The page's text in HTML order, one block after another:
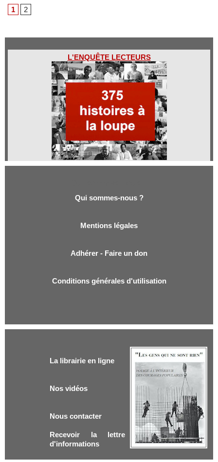
1
2
L'ENQUÊTE LECTEURS
Qui sommes-nous ?
Mentions légales
Adhérer - Faire un don
Conditions générales d'utilisation
La librairie en ligne
Nos vidéos
Nous contacter
Recevoir la lettre
d'informations